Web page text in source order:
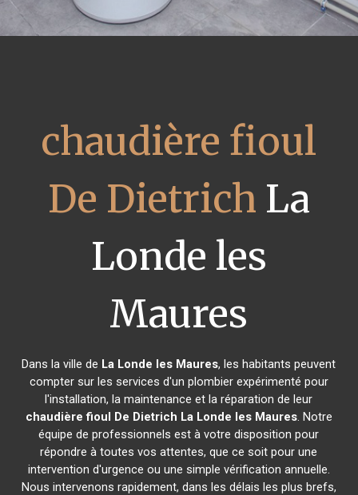
chaudière fioul
De Dietrich La
Londe les
Maures
Dans la ville de La Londe les Maures, les habitants peuvent
compter sur les services d'un plombier expérimenté pour
l'installation, la maintenance et la réparation de leur
chaudière fioul De Dietrich La Londe les Maures. Notre
équipe de professionnels est à votre disposition pour
répondre à toutes vos attentes, que ce soit pour une
intervention d'urgence ou une simple vérification annuelle.
Nous intervenons rapidement, dans les délais les plus brefs,